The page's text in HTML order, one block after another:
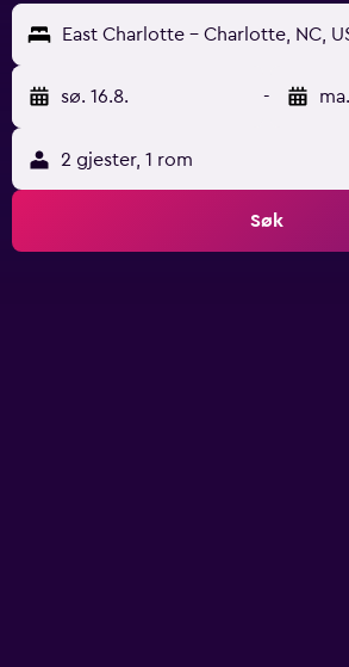
East Charlotte - Charlotte, NC,
sø. 16.8. -
2 gjester, 1 rom
Søk